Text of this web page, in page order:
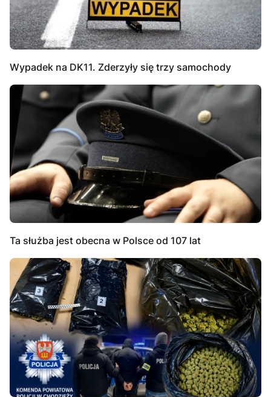
Wypadek na DK11. Zderzyły się trzy samochody
Ta służba jest obecna w Polsce od 107 lat